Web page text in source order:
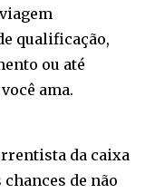
qualificação,
ou até
ama.
da caixa
de não